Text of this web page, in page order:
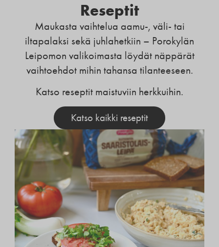
Reseptit
Maukasta vaihtelua aamu-, väli- tai
iltapalaksi sekä juhlahetkiin – Porokylän
Leipomon valikoimasta löydät näppärät
vaihtoehdot mihin tahansa tilanteeseen.
Katso reseptit maistuviin herkkuihin.
Katso kaikki reseptit